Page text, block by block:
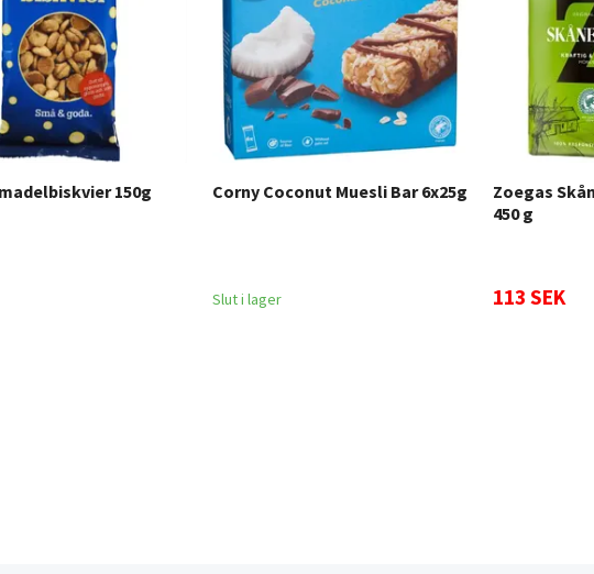
150g Corny Coconut Muesli Bar 6x25g
Slut i lager
Zoegas
450 g
113 SEK